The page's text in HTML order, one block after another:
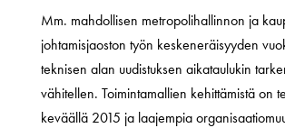
Mm. mahdollisen metropolihallinnon ja
johtamisjaoston työn keskeneräisyyden
teknisen alan uudistuksen aikataulukin
vähitellen. Toimintamallien kehittämistä on
keväällä 2015 ja laajempia